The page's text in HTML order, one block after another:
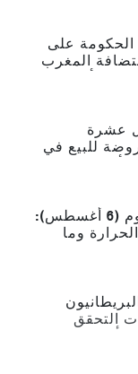
على
المغرب
عشرة
للبيع في
أسبوع
طقس البرتغال اليوم (6 أغسطس):
وما
التحقق
في